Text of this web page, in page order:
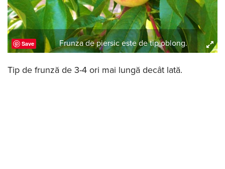
Save Frunza de piersic este de tip oblong.
Tip de frunză de 3-4 ori mai lungă decât lată.